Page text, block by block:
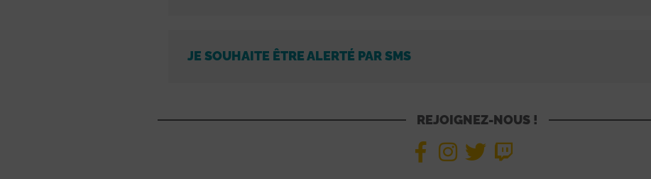
JE SOUHAITE ÊTRE ALERTÉ PAR SMS
REJOIGNEZ-NOUS !